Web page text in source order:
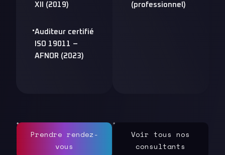
XII (2019)
Auditeur certifié
ISO 19011 –
AFNOR (2023)
(professionnel)
Prendre rendez-
vous
Voir tous nos
consultants